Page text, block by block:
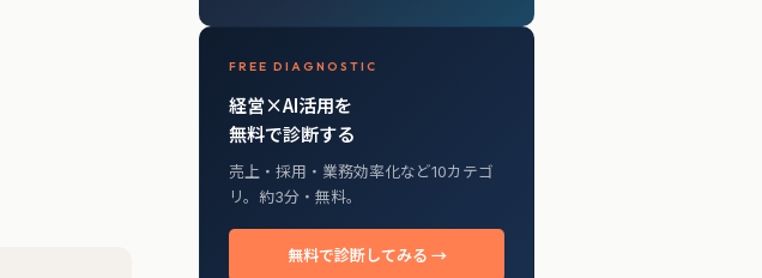
FREE DIAGNOSTIC
経営×AI活用を
無料で診断する
売上・採用・業務効率化など10カテゴ
リ。約3分・無料。
無料で診断してみる →